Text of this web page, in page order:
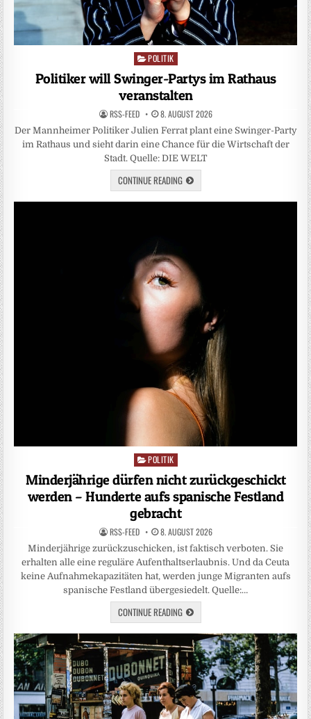
Posted
in
POLITIK
Politiker will Swinger-Partys im Rathaus
veranstalten
RSS-FEED 8. AUGUST 2026
Der Mannheimer Politiker Julien Ferrat plant eine Swinger-Party
im Rathaus und sieht darin eine Chance für die Wirtschaft der
Stadt. Quelle: DIE WELT
CONTINUE READING
Posted
in
POLITIK
Minderjährige dürfen nicht zurückgeschickt
werden – Hunderte aufs spanische Festland
gebracht
RSS-FEED 8. AUGUST 2026
Minderjährige zurückzuschicken, ist faktisch verboten. Sie
erhalten alle eine reguläre Aufenthaltserlaubnis. Und da Ceuta
keine Aufnahmekapazitäten hat, werden junge Migranten aufs
spanische Festland übergesiedelt. Quelle:…
CONTINUE READING